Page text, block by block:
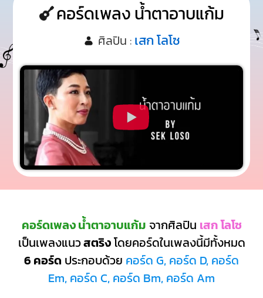
คอร์ดเพลง น้ำตาอาบแก้ม
ศิลปิน : เสก โลโซ
คอร์ดเพลง น้ำตาอาบแก้ม จากศิลปิน เสก โลโซ
เป็นเพลงแนวสตริงโดยคอร์ดในเพลงนี้มีทั้งหมด
6 คอร์ด ประกอบด้วย คอร์ด G, คอร์ด D, คอร์ด
Em, คอร์ด C, คอร์ด Bm, คอร์ด Am